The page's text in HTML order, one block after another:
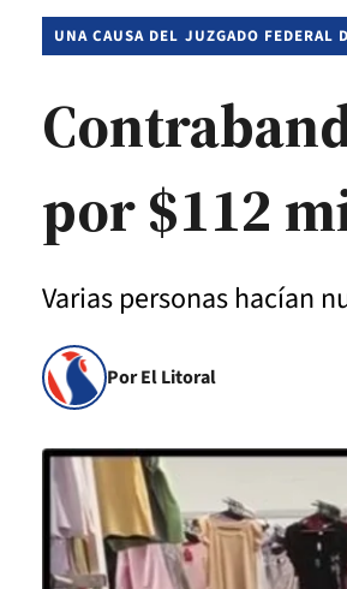
UNA CAUSA DEL JUZGADO FEDERAL
por $112
Varias personas hacían
Por El Litoral